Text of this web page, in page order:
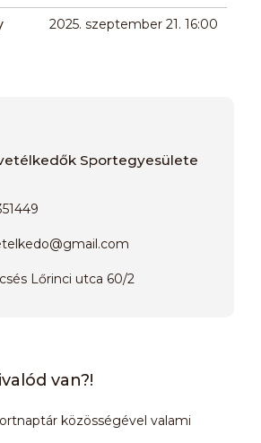
2025. szeptember 21. 16:00
Sportegyesülete
@gmail.com
Lőrinci utca 60/2
van?!
közösségével valami